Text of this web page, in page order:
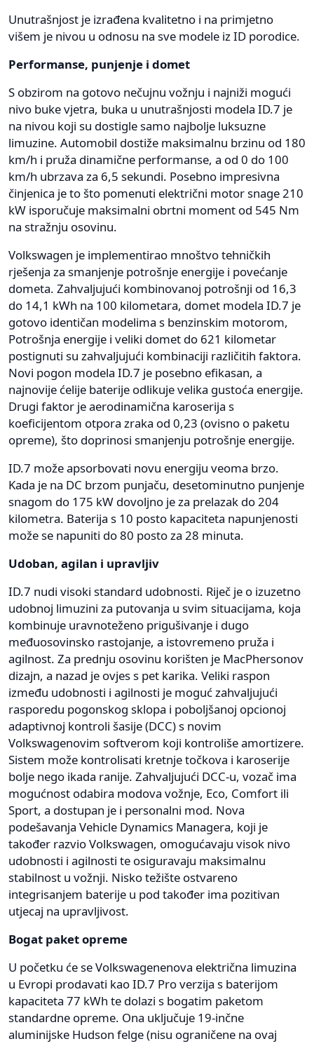
Unutrašnjost je izrađena kvalitetno i na primjetno
višem je nivou u odnosu na sve modele iz ID porodice.
Performanse, punjenje i domet
S obzirom na gotovo nečujnu vožnju i najniži mogući
nivo buke vjetra, buka u unutrašnjosti modela ID.7 je
na nivou koji su dostigle samo najbolje luksuzne
limuzine. Automobil dostiže maksimalnu brzinu od 180
km/h i pruža dinamične performanse, a od 0 do 100
km/h ubrzava za 6,5 sekundi. Posebno impresivna
činjenica je to što pomenuti električni motor snage 210
kW isporučuje maksimalni obrtni moment od 545 Nm
na stražnju osovinu.
Volkswagen je implementirao mnoštvo tehničkih
rješenja za smanjenje potrošnje energije i povećanje
dometa. Zahvaljujući kombinovanoj potrošnji od 16,3
do 14,1 kWh na 100 kilometara, domet modela ID.7 je
gotovo identičan modelima s benzinskim motorom,
Potrošnja energije i veliki domet do 621 kilometar
postignuti su zahvaljujući kombinaciji različitih faktora.
Novi pogon modela ID.7 je posebno efikasan, a
najnovije ćelije baterije odlikuje velika gustoća energije.
Drugi faktor je aerodinamična karoserija s
koeficijentom otpora zraka od 0,23 (ovisno o paketu
opreme), što doprinosi smanjenju potrošnje energije.
ID.7 može apsorbovati novu energiju veoma brzo.
Kada je na DC brzom punjaču, desetominutno punjenje
snagom do 175 kW dovoljno je za prelazak do 204
kilometra. Baterija s 10 posto kapaciteta napunjenosti
može se napuniti do 80 posto za 28 minuta.
Udoban, agilan i upravljiv
ID.7 nudi visoki standard udobnosti. Riječ je o izuzetno
udobnoj limuzini za putovanja u svim situacijama, koja
kombinuje uravnoteženo prigušivanje i dugo
međuosovinsko rastojanje, a istovremeno pruža i
agilnost. Za prednju osovinu korišten je MacPhersonov
dizajn, a nazad je ovjes s pet karika. Veliki raspon
između udobnosti i agilnosti je moguć zahvaljujući
rasporedu pogonskog sklopa i poboljšanoj opcionoj
adaptivnoj kontroli šasije (DCC) s novim
Volkswagenovim softverom koji kontroliše amortizere.
Sistem može kontrolisati kretnje točkova i karoserije
bolje nego ikada ranije. Zahvaljujući DCC-u, vozač ima
mogućnost odabira modova vožnje, Eco, Comfort ili
Sport, a dostupan je i personalni mod. Nova
podešavanja Vehicle Dynamics Managera, koji je
također razvio Volkswagen, omogućavaju visok nivo
udobnosti i agilnosti te osiguravaju maksimalnu
stabilnost u vožnji. Nisko težište ostvareno
integrisanjem baterije u pod također ima pozitivan
utjecaj na upravljivost.
Bogat paket opreme
U početku će se Volkswagenenova električna limuzina
u Evropi prodavati kao ID.7 Pro verzija s baterijom
kapaciteta 77 kWh te dolazi s bogatim paketom
standardne opreme. Ona uključuje 19-inčne
aluminijske Hudson felge (nisu ograničene na ovaj